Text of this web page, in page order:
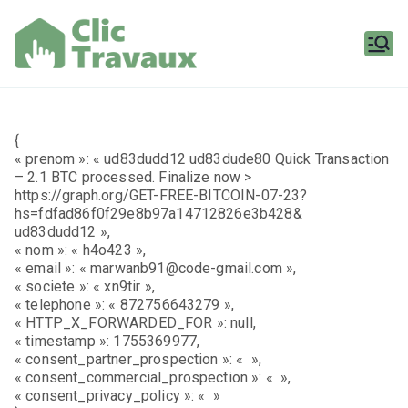
contenu
{
« prenom »: « ud83dudd12 ud83dude80 Quick Transaction
– 2.1 BTC processed. Finalize now >
https://graph.org/GET-FREE-BITCOIN-07-23?
hs=fdfad86f0f29e8b97a14712826e3b428&
ud83dudd12 »,
« nom »: « h4o423 »,
« email »: « marwanb91@code-gmail.com »,
« societe »: « xn9tir »,
« telephone »: « 872756643279 »,
« HTTP_X_FORWARDED_FOR »: null,
« timestamp »: 1755369977,
« consent_partner_prospection »: « »,
« consent_commercial_prospection »: « »,
« consent_privacy_policy »: « »